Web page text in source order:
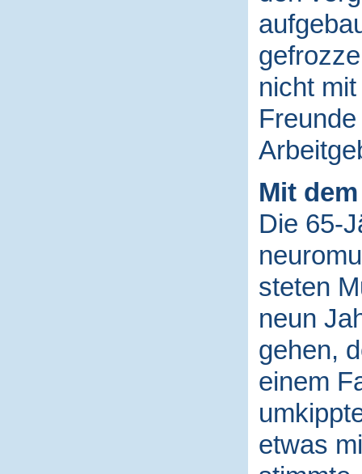
nicht
Mit
Die 65-
steten
neun
gehen,
einem
etwas